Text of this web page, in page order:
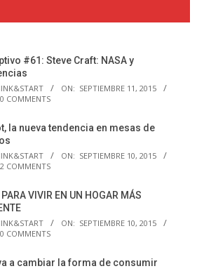
#61: Steve Craft: NASA y
ON: SEPTIEMBRE 11, 2015
0 COMMENTS
la nueva tendencia en mesas de
ON: SEPTIEMBRE 10, 2015
2 COMMENTS
VIVIR EN UN HOGAR MÁS
ON: SEPTIEMBRE 10, 2015
0 COMMENTS
a cambiar la forma de consumir